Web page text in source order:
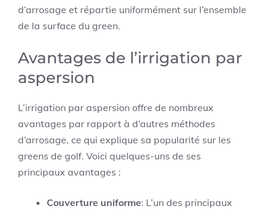
d’arrosage et répartie uniformément sur l’ensemble
de la surface du green.
Avantages de l’irrigation par
aspersion
L’irrigation par aspersion offre de nombreux
avantages par rapport à d’autres méthodes
d’arrosage, ce qui explique sa popularité sur les
greens de golf. Voici quelques-uns de ses
principaux avantages :
Couverture uniforme: L’un des principaux